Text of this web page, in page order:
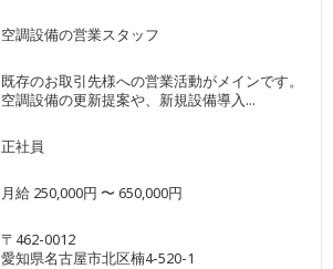
空調設備の営業スタッフ
既存のお取引先様への営業活動がメインです。
空調設備の更新提案や、新規設備導入...
正社員
月給 250,000円 〜 650,000円
〒462-0012
愛知県名古屋市北区楠4-520-1